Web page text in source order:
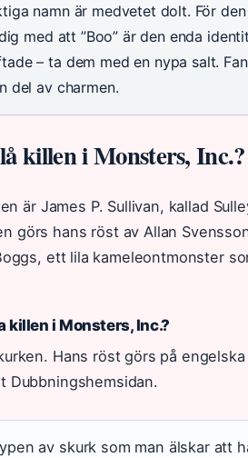
namn är medvetet dolt. För
med att ”Boo” är den enda
– ta dem med en nypa salt.
del av charmen.
killen i Monsters, Inc.?
är James P. Sullivan, kallad
görs hans röst av Allan
ett lila kameleontmonster
killen i Monsters, Inc.?
Hans röst görs på
Dubbningshemsidan.
av skurk som man älskar att